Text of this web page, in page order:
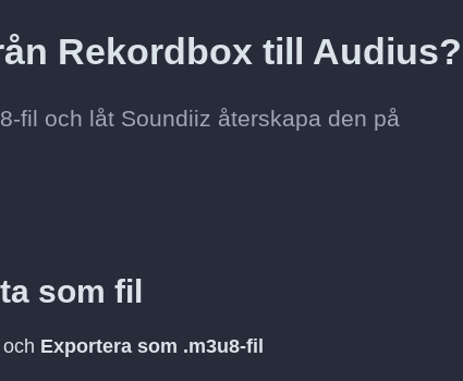
Rekordbox till Audius?
fil och låt Soundiiz återskapa den på
som fil
Exportera som .m3u8-fil